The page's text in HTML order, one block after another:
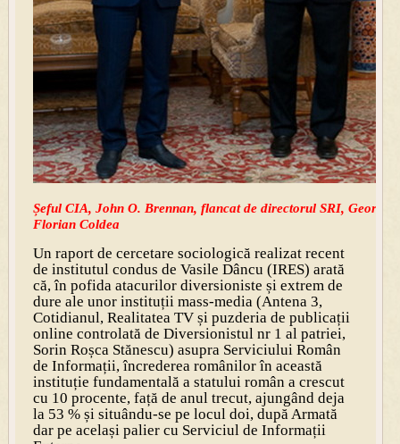
Șeful CIA, John O. Brennan, flancat de directorul SRI, George
Florian Coldea
Un raport de cercetare sociologică realizat recent
de institutul condus de Vasile Dâncu (IRES) arată
că, în pofida atacurilor diversioniste și extrem de
dure ale unor instituții mass-media (Antena 3,
Cotidianul, Realitatea TV și puzderia de publicații
online controlată de Diversionistul nr 1 al patriei,
Sorin Roșca Stănescu) asupra Serviciului Român
de Informații, încrederea românilor în această
instituție fundamentală a statului român a crescut
cu 10 procente, față de anul trecut, ajungând deja
la 53 % și situându-se pe locul doi, după Armată
dar pe același palier cu Serviciul de Informații